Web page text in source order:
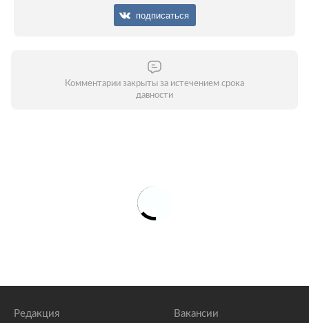
подписаться
Комментарии закрыты за истечением срока
давности
Редакция Вакансии